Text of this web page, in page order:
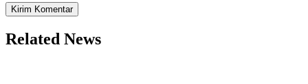
Related News